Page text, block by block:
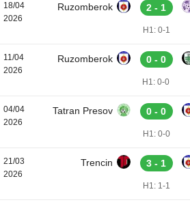
18/04
2026
Ruzomberok 2 - 1
H1: 0-1
11/04
2026
Ruzomberok 0 - 0
H1: 0-0
04/04
2026
Tatran Presov 0 - 0
H1: 0-0
21/03
2026
Trencin 3 - 1
H1: 1-1